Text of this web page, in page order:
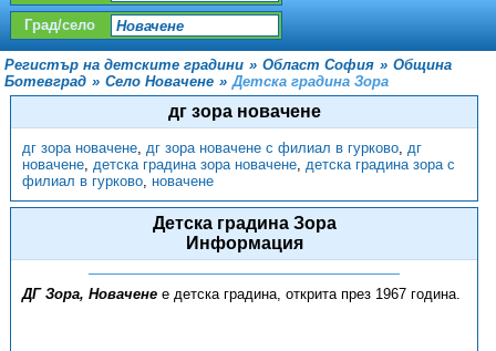
Град/село
Регистър на детските градини » Област София » Община
Ботевград » Село Новачене » Детска градина Зора
дг зора новачене
дг зора новачене, дг зора новачене с филиал в гурково, дг
новачене, детска градина зора новачене, детска градина зора с
филиал в гурково, новачене
Детска градина Зора
Информация
ДГ Зора, Новачене е детска градина, открита през 1967 година.